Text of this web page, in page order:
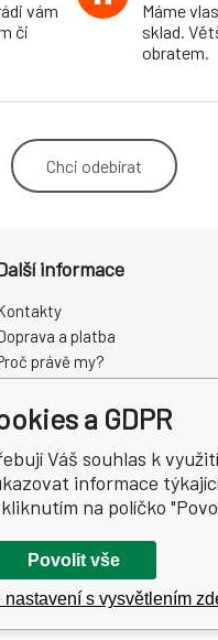
vám
či
Máme
sklad.
obratem.
Chci odebírat
informace
a platba
právě my?
prodejna
a GDPR
Váš souhlas k
informace
na políčko
Povolit vše
nastavení s vysvětlením